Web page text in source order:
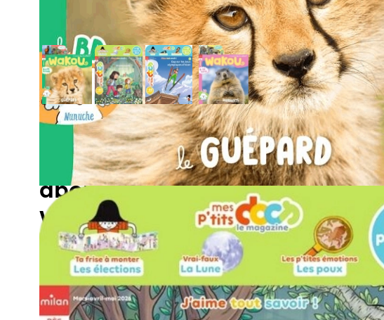
À quoi ressemble un
abonnement à un magazine
Wakou ?